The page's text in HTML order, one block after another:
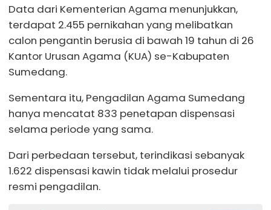
Data dari Kementerian Agama menunjukkan,
terdapat 2.455 pernikahan yang melibatkan
calon pengantin berusia di bawah 19 tahun di 26
Kantor Urusan Agama (KUA) se-Kabupaten
Sumedang.
Sementara itu, Pengadilan Agama Sumedang
hanya mencatat 833 penetapan dispensasi
selama periode yang sama.
Dari perbedaan tersebut, terindikasi sebanyak
1.622 dispensasi kawin tidak melalui prosedur
resmi pengadilan.